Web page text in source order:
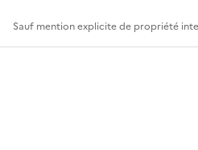
Sauf mention explicite de propriété